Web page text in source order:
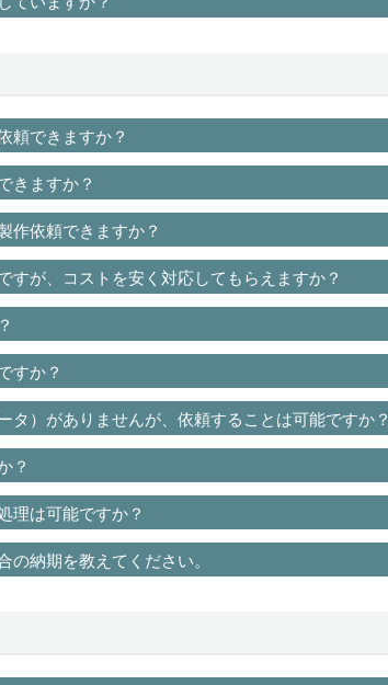
頼できますか？
きますか？
作依頼できますか？
すが、コストを安く対応してもらえますか？
すか？
タ）がありませんが、依頼することは可能ですか？
？
理は可能ですか？
の納期を教えてください。